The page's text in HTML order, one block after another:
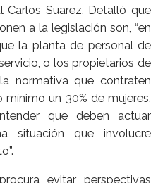
Suarez. Detalló que
a la legislación son, “en
la planta de personal de
o los propietarios de
normativa que contraten
un 30% de mujeres.
que deben actuar
situación que involucre
evitar perspectivas